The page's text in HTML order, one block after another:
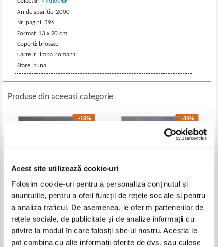
Acest site utilizează cookie-uri
Folosim cookie-uri pentru a personaliza conținutul și
anunțurile, pentru a oferi funcții de rețele sociale și pentru
a analiza traficul. De asemenea, le oferim partenerilor de
rețele sociale, de publicitate și de analize informații cu
privire la modul în care folosiți site-ul nostru. Aceștia le
pot combina cu alte informații oferite de dvs. sau culese
An de aparitie: 2000
Nr. pagini: 396
Format: 13 x 20 cm
Coperti: brosate
Carte in limba: romana
Stare: buna
Produse din aceeasi categorie
-15%
Cartea mea cu relatari biblice
Pret:80,00Lei 68,00 Lei
-30%
Palatul episcopal. Muzeul
istoriei, culturii si spiritualitatii
Pret:80,00Lei 56,00 Lei